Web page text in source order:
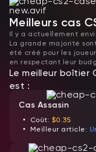
Meilleurs cas
Il y a actuellement
La grande majorité
été créé pour les
en respectant leur
Le meilleur boîtier
est :
Cas Assasin
Coût: $0.35
Meilleur article: